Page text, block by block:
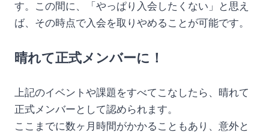
す。この間に、「やっぱり入会したくない」と思え
ば、その時点で入会を取りやめることが可能です。
晴れて正式メンバーに！
上記のイベントや課題をすべてこなしたら、晴れて
正式メンバーとして認められます。
ここまでに数ヶ月時間がかかることもあり、意外と